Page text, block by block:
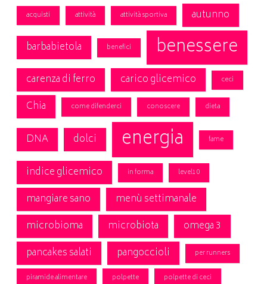
acquisti attività attività sportiva
autunno
barbabietola
benefici benessere
carenza di ferro carico glicemico ceci
Chia come difenderci conoscere dieta
DNA dolci energia fame
indice glicemico in forma level10
mangiare sano
menù settimanale
microbioma
microbiota
omega 3
pancakes salati
pangoccioli per runners
piramide alimentare polpette polpette di ceci